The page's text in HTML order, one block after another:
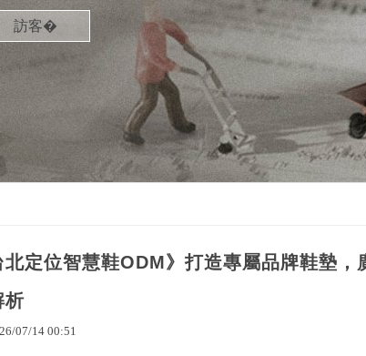
訪客�
北定位智慧鞋ODM》打造專屬品牌鞋墊
析
/07/14 00:51